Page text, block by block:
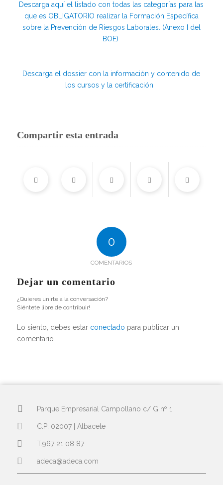
Descarga aquí el listado con todas las categorías para las
que es OBLIGATORIO realizar la Formación Específica
sobre la Prevención de Riesgos Laborales. (Anexo I del
BOE)
Descarga el dossier con la información y contenido de
los cursos y la certificación
Compartir esta entrada
0
COMENTARIOS
Dejar un comentario
¿Quieres unirte a la conversación?
Siéntete libre de contribuir!
Lo siento, debes estar conectado para publicar un
comentario.
Parque Empresarial Campollano c/ G nº 1
C.P: 02007 | Albacete
T.967 21 08 87
adeca@adeca.com